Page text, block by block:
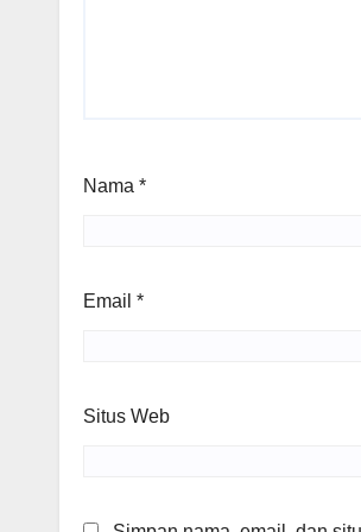
Nama *
Email *
Situs Web